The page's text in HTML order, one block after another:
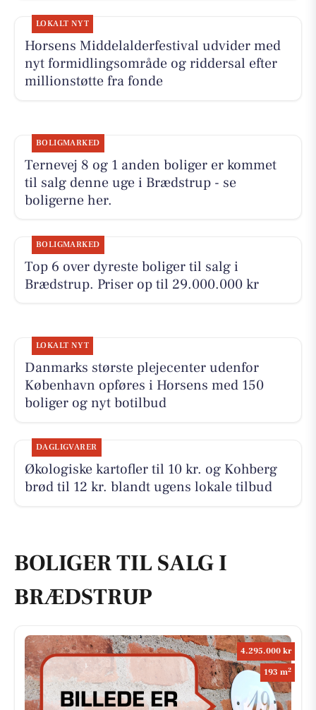
LOKALT NYT
Horsens Middelalderfestival udvider med
nyt formidlingsområde og riddersal efter
millionstøtte fra fonde
BOLIGMARKED
Ternevej 8 og 1 anden boliger er kommet
til salg denne uge i Brædstrup - se
boligerne her.
BOLIGMARKED
Top 6 over dyreste boliger til salg i
Brædstrup. Priser op til 29.000.000 kr
LOKALT NYT
Danmarks største plejecenter udenfor
København opføres i Horsens med 150
boliger og nyt botilbud
DAGLIGVARER
Økologiske kartofler til 10 kr. og Kohberg
brød til 12 kr. blandt ugens lokale tilbud
BOLIGER TIL SALG I
BRÆDSTRUP
4.295.000 kr
193 m2